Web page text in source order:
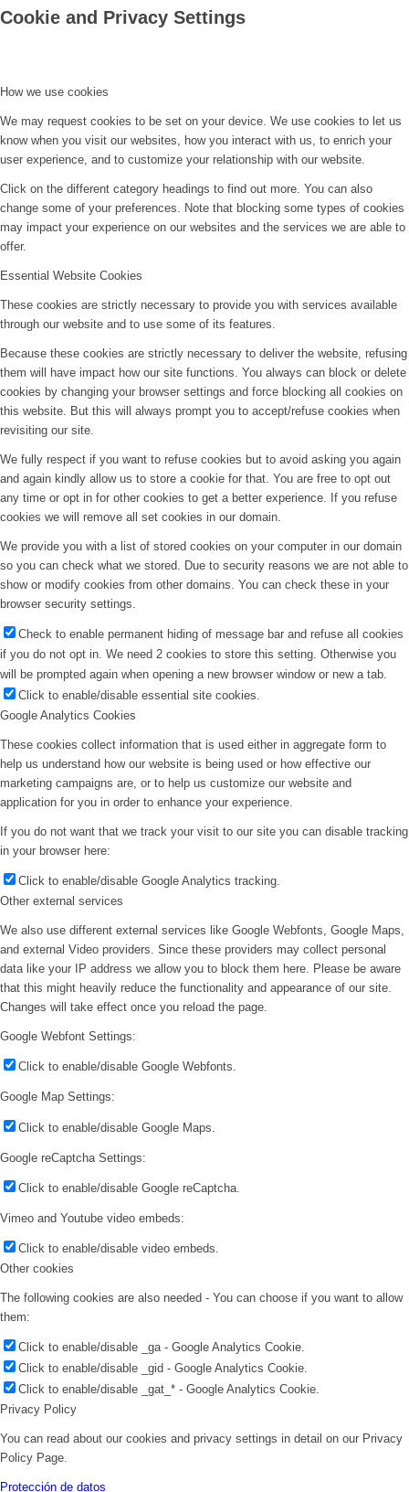
Cookie and Privacy Settings
How we use cookies
We may request cookies to be set on your device. We use cookies to let us
know when you visit our websites, how you interact with us, to enrich your
user experience, and to customize your relationship with our website.
Click on the different category headings to find out more. You can also
change some of your preferences. Note that blocking some types of cookies
may impact your experience on our websites and the services we are able to
offer.
Essential Website Cookies
These cookies are strictly necessary to provide you with services available
through our website and to use some of its features.
Because these cookies are strictly necessary to deliver the website, refusing
them will have impact how our site functions. You always can block or delete
cookies by changing your browser settings and force blocking all cookies on
this website. But this will always prompt you to accept/refuse cookies when
revisiting our site.
We fully respect if you want to refuse cookies but to avoid asking you again
and again kindly allow us to store a cookie for that. You are free to opt out
any time or opt in for other cookies to get a better experience. If you refuse
cookies we will remove all set cookies in our domain.
We provide you with a list of stored cookies on your computer in our domain
so you can check what we stored. Due to security reasons we are not able to
show or modify cookies from other domains. You can check these in your
browser security settings.
Check to enable permanent hiding of message bar and refuse all cookies
if you do not opt in. We need 2 cookies to store this setting. Otherwise you
will be prompted again when opening a new browser window or new a tab.
Click to enable/disable essential site cookies.
Google Analytics Cookies
These cookies collect information that is used either in aggregate form to
help us understand how our website is being used or how effective our
marketing campaigns are, or to help us customize our website and
application for you in order to enhance your experience.
If you do not want that we track your visit to our site you can disable tracking
in your browser here:
Click to enable/disable Google Analytics tracking.
Other external services
We also use different external services like Google Webfonts, Google Maps,
and external Video providers. Since these providers may collect personal
data like your IP address we allow you to block them here. Please be aware
that this might heavily reduce the functionality and appearance of our site.
Changes will take effect once you reload the page.
Google Webfont Settings:
Click to enable/disable Google Webfonts.
Google Map Settings:
Click to enable/disable Google Maps.
Google reCaptcha Settings:
Click to enable/disable Google reCaptcha.
Vimeo and Youtube video embeds:
Click to enable/disable video embeds.
Other cookies
The following cookies are also needed - You can choose if you want to allow
them:
Click to enable/disable _ga - Google Analytics Cookie.
Click to enable/disable _gid - Google Analytics Cookie.
Click to enable/disable _gat_* - Google Analytics Cookie.
Privacy Policy
You can read about our cookies and privacy settings in detail on our Privacy
Policy Page.
Protección de datos